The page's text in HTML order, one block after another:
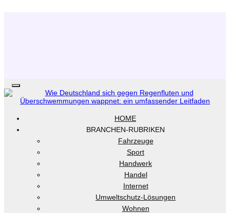
HOME
BRANCHEN-RUBRIKEN
Fahrzeuge
Sport
Handwerk
Handel
Internet
Umweltschutz-Lösungen
Wohnen